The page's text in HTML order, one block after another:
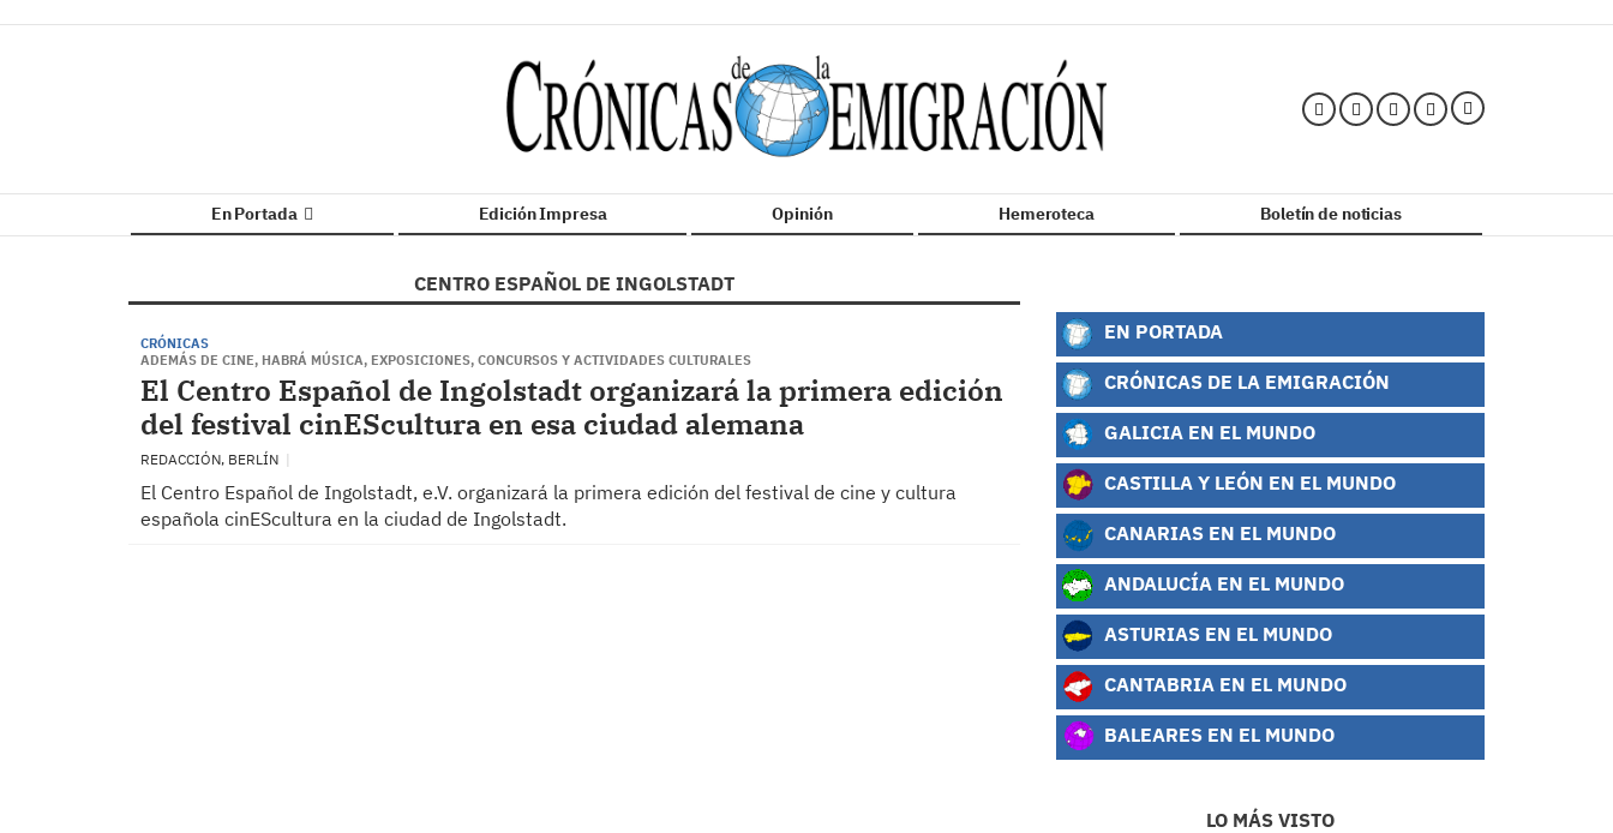
En Portada Edición Impresa Opinión Hemeroteca Boletín de noticias
CENTRO ESPAÑOL DE INGOLSTADT
CRÓNICAS
ADEMÁS DE CINE, HABRÁ MÚSICA, EXPOSICIONES, CONCURSOS Y ACTIVIDADES CULTURALES
El Centro Español de Ingolstadt organizará la primera edición
del festival cinEScultura en esa ciudad alemana
REDACCIÓN, BERLÍN
El Centro Español de Ingolstadt, e.V. organizará la primera edición del festival de cine y cultura
española cinEScultura en la ciudad de Ingolstadt.
EN PORTADA
CRÓNICAS DE LA EMIGRACIÓN
GALICIA EN EL MUNDO
CASTILLA Y LEÓN EN EL MUNDO
CANARIAS EN EL MUNDO
ANDALUCÍA EN EL MUNDO
ASTURIAS EN EL MUNDO
CANTABRIA EN EL MUNDO
BALEARES EN EL MUNDO
LO MÁS VISTO